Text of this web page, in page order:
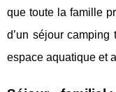
que toute la famille
d’un séjour camping
espace aquatique et